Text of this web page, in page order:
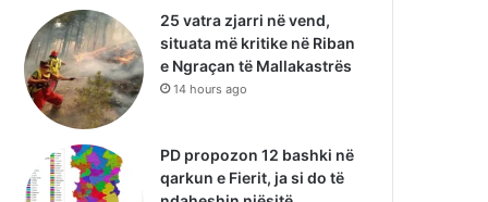
25 vatra zjarri në vend,
situata më kritike në Riban
e Ngraçan të Mallakastrës
14 hours ago
PD propozon 12 bashki në
qarkun e Fierit, ja si do të